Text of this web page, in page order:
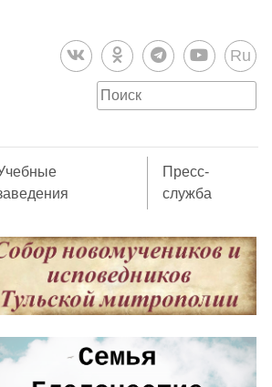
Ru
Пресс-
служба